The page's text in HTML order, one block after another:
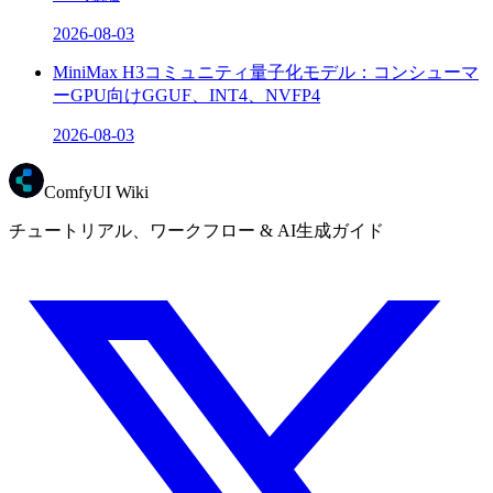
2026-08-03
MiniMax H3コミュニティ量子化モデル：コンシューマ
ーGPU向けGGUF、INT4、NVFP4
2026-08-03
ComfyUI Wiki
チュートリアル、ワークフロー & AI生成ガイド